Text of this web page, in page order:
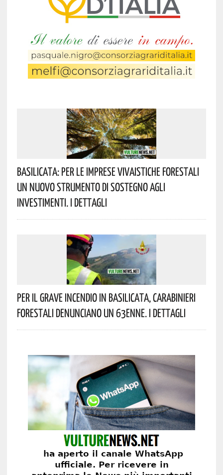
Basilicata: Per Le Imprese Vivaistiche Forestali
Un Nuovo Strumento Di Sostegno Agli
Investimenti. I Dettagli
Per Il Grave Incendio In Basilicata, Carabinieri
Forestali Denunciano Un 63enne. I Dettagli